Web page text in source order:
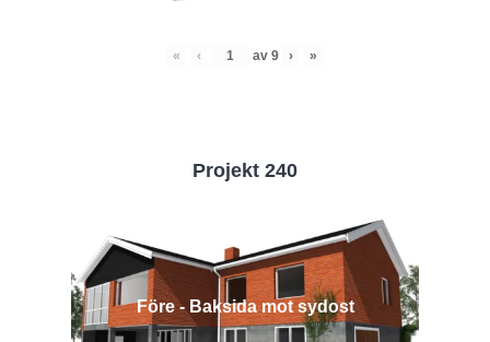
« ‹ av 9 › »
Projekt 240
Före - Baksida mot sydost